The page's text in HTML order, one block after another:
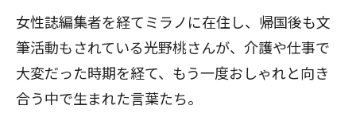
女性誌編集者を経てミラノに在住し、帰国後も文
筆活動もされている光野桃さんが、介護や仕事で
大変だった時期を経て、もう一度おしゃれと向き
合う中で生まれた言葉たち。